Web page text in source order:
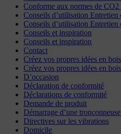
Conforme aux normes de
Conseils d’utilisation Entretien
Conseils d’utilisation Entretien
Conseils et inspiration
Conseils et inspiration
Contact
Créez vos propres idées en bois
Créez vos propres idées en bois
D’occasion
Déclaration de conformité
Déclarations de conformité
Demande de produit
Démarrage d’une
Directives sur les vibrations
Domicile